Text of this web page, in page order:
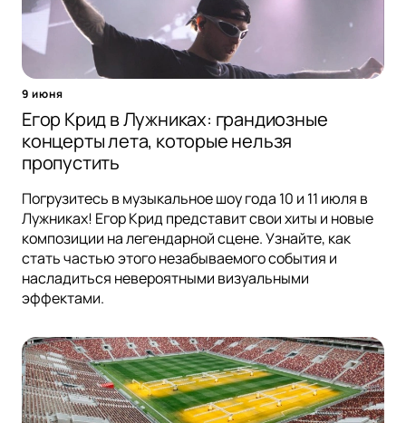
9 июня
Егор Крид в Лужниках: грандиозные
концерты лета, которые нельзя
пропустить
Погрузитесь в музыкальное шоу года 10 и 11 июля в
Лужниках! Егор Крид представит свои хиты и новые
композиции на легендарной сцене. Узнайте, как
стать частью этого незабываемого события и
насладиться невероятными визуальными
эффектами.